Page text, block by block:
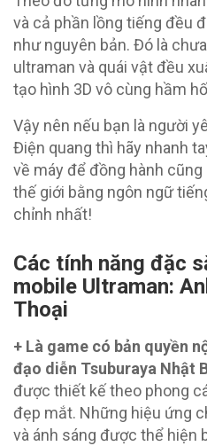
và cả phần lồng tiếng đều
như nguyên bản. Đó là
ultraman và quái vật đều
tạo hình 3D vô cùng hầm
Vậy nên nếu bạn là người
Điện quang thì hãy nhanh
về máy để đồng hành
thế giới bằng ngôn ngữ
chỉnh nhất!
Các tính năng đặc
mobile Ultraman:
Thoại
+ Là game có bản quyền
đạo diễn Tsuburaya Nhật
được thiết kế theo phong
đẹp mắt. Những hiệu ứng
và ánh sáng được thể hiện